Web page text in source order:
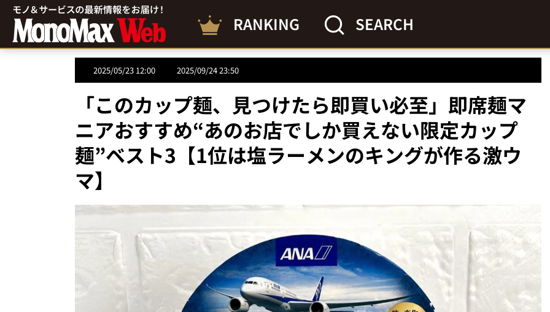
RANKING SEARCH
2025/05/23 12:00 2025/09/24 23:50
「このカップ麺、見つけたら即買い必至」即席麺マ
ニアおすすめ“あのお店でしか買えない限定カップ
麺”ベスト3【1位は塩ラーメンのキングが作る激ウ
マ】